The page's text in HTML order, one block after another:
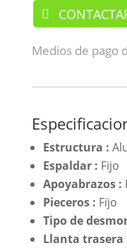
Medios de pago
Estructura :
Espaldar : Fijo
Apoyabrazos :
Pieceros : Fijo
Tipo de
Llanta trasera